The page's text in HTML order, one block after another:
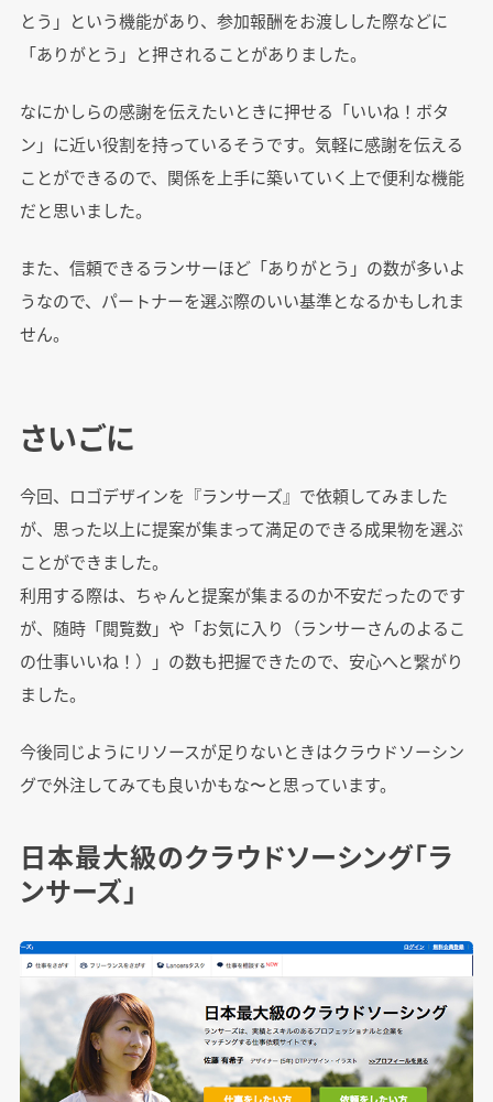
とう」という機能があり、参加報酬をお渡しした際などに
「ありがとう」と押されることがありました。
なにかしらの感謝を伝えたいときに押せる「いいね！ボタ
ン」に近い役割を持っているそうです。気軽に感謝を伝える
ことができるので、関係を上手に築いていく上で便利な機能
だと思いました。
また、信頼できるランサーほど「ありがとう」の数が多いよ
うなので、パートナーを選ぶ際のいい基準となるかもしれま
せん。
さいごに
今回、ロゴデザインを『ランサーズ』で依頼してみました
が、思った以上に提案が集まって満足のできる成果物を選ぶ
ことができました。
利用する際は、ちゃんと提案が集まるのか不安だったのです
が、随時「閲覧数」や「お気に入り（ランサーさんのよるこ
の仕事いいね！）」の数も把握できたので、安心へと繋がり
ました。
今後同じようにリソースが足りないときはクラウドソーシン
グで外注してみても良いかもな〜と思っています。
日本最大級のクラウドソーシング「ラ
ンサーズ」